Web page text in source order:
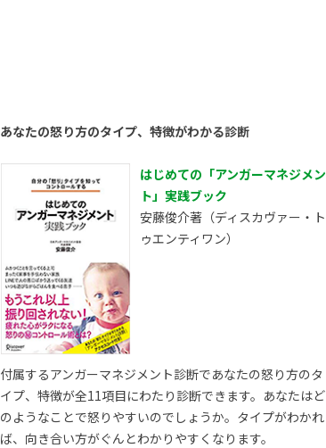
あなたの怒り方のタイプ、特徴がわかる診断
はじめての「アンガーマネジメン
ト」実践ブック
安藤俊介著（ディスカヴァー・ト
ゥエンティワン）
付属するアンガーマネジメント診断であなたの怒り方のタ
イプ、特徴が全11項目にわたり診断できます。あなたはど
のようなことで怒りやすいのでしょうか。タイプがわかれ
ば、向き合い方がぐんとわかりやすくなります。